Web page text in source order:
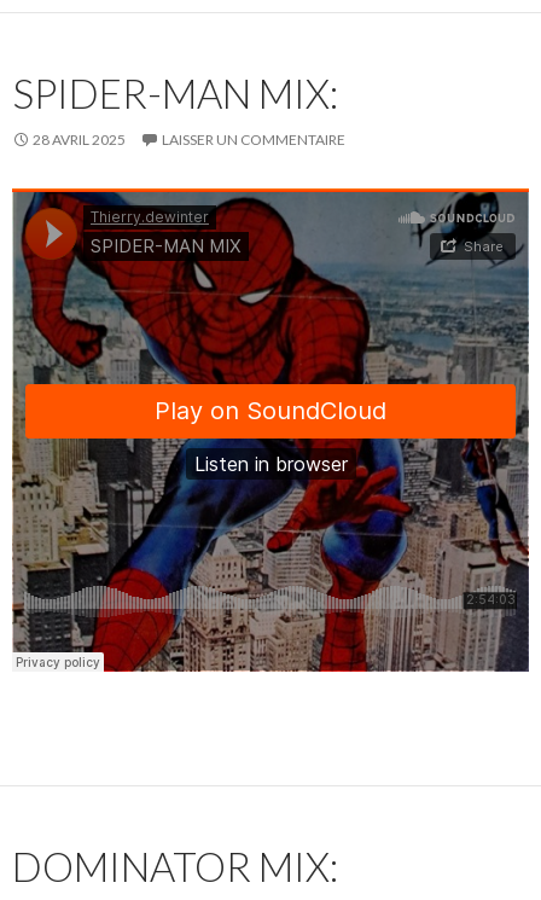
SPIDER-MAN MIX:
28 AVRIL 2025 LAISSER UN COMMENTAIRE
DOMINATOR MIX: